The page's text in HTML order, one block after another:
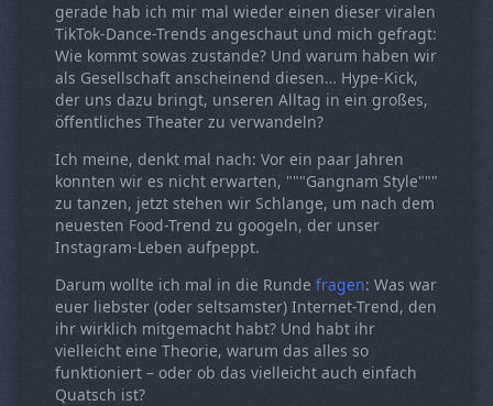
gerade hab ich mir mal wieder einen dieser viralen
TikTok-Dance-Trends angeschaut und mich gefragt:
Wie kommt sowas zustande? Und warum haben wir
als Gesellschaft anscheinend diesen… Hype-Kick,
der uns dazu bringt, unseren Alltag in ein großes,
öffentliches Theater zu verwandeln?
Ich meine, denkt mal nach: Vor ein paar Jahren
konnten wir es nicht erwarten, """Gangnam Style"""
zu tanzen, jetzt stehen wir Schlange, um nach dem
neuesten Food-Trend zu googeln, der unser
Instagram-Leben aufpeppt.
Darum wollte ich mal in die Runde fragen: Was war
euer liebster (oder seltsamster) Internet-Trend, den
ihr wirklich mitgemacht habt? Und habt ihr
vielleicht eine Theorie, warum das alles so
funktioniert – oder ob das vielleicht auch einfach
Quatsch ist?